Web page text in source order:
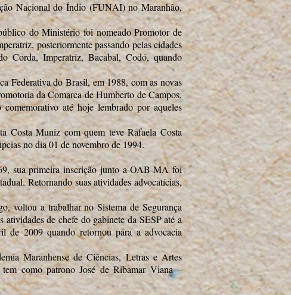
Nacional do Índio (FUNAI) no Maranhão,
do Ministério foi nomeado Promotor de
posteriormente passando pelas cidades
Corda, Imperatriz, Bacabal, Codó, quando
Federativa do Brasil, em 1988, com as novas
da Comarca de Humberto de Campos,
até hoje lembrado por aqueles
Costa Muniz com quem teve Rafaela Costa
no dia 01 de novembro de 1994.
sua primeira inscrição junto a OAB-MA foi
Retornando suas atividades advocatícias,
voltou a trabalhar no Sistema de Segurança
de chefe do gabinete da SESP até a
de 2009 quando retornou para a advocacia
Maranhense de Ciências, Letras e Artes
como patrono José de Ribamar Viana –